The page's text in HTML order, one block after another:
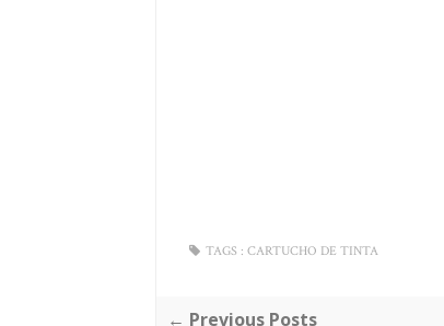
TAGS : CARTUCHO DE TINTA
← Previous Posts